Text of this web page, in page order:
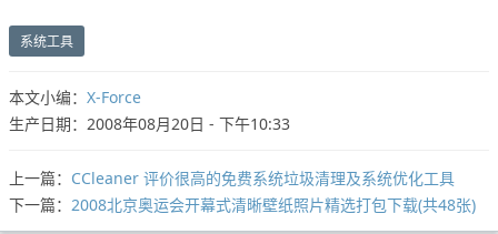
系统工具
本文小编： X-Force
生产日期：2008年08月20日 - 下午10:33
上一篇： CCleaner 评价很高的免费系统垃圾清理及系统优化工具
下一篇： 2008北京奥运会开幕式清晰壁纸照片精选打包下载(共48张)